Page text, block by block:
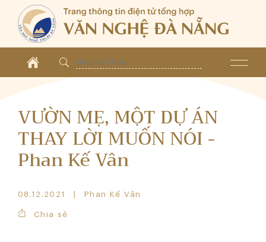
VƯỜN MẸ, MỘT DỰ ÁN
THAY LỜI MUỐN NÓI -
Phan Kế Vân
08.12.2021 Phan Kế Vân
Chia sẻ